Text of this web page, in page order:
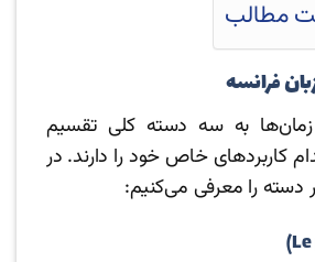
مطالب
فرانسه
زمان‌ها به سه دسته کلی تقسیم
کاربردهای خاص خود را دارند. در
دسته را معرفی می‌کنیم: